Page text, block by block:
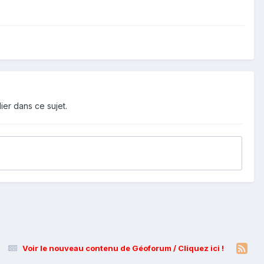
dans ce sujet.
Voir le nouveau contenu de Géoforum / Cliquez ici !